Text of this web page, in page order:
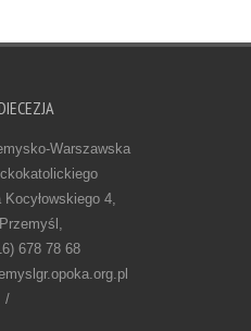
Warszawska
4,
678 78 68
/